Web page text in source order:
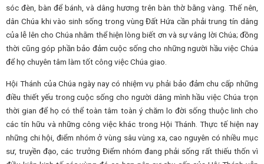
sóc đèn, bàn để bánh, và dâng hương trên bàn thờ bằng vàng. Thế nên,
dân Chúa khi vào sinh sống trong vùng Đất Hứa cần phải trung tín dâng
của lễ lên cho Chúa nhằm thể hiện lòng biết ơn và sự vâng lời Chúa; đồng
thời cũng góp phần bảo đảm cuộc sống cho những người hầu việc Chúa
để họ chuyên tâm làm tốt công việc Chúa giao.
Hội Thánh của Chúa ngày nay có nhiệm vụ phải bảo đảm chu cấp những
điều thiết yếu trong cuộc sống cho người dâng mình hầu việc Chúa trọn
thời gian để họ có thể toàn tâm toàn ý chăm lo đời sống thuộc linh cho
các tín hữu và những công việc khác trong Hội Thánh. Thực tế hiện nay
những chi hội, điểm nhóm ở vùng sâu vùng xa, cao nguyên có nhiều mục
sư, truyền đạo, các trưởng Điểm nhóm đang phải sống rất thiếu thốn vì